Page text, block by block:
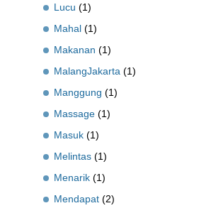
Lucu (1)
Mahal (1)
Makanan (1)
MalangJakarta (1)
Manggung (1)
Massage (1)
Masuk (1)
Melintas (1)
Menarik (1)
Mendapat (2)